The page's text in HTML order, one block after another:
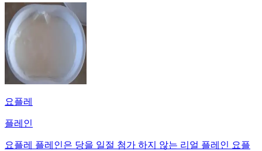
요플레
플레인
요플레 플레인은 당을 일절 첨가 하지 않는 리얼 플레인 요플